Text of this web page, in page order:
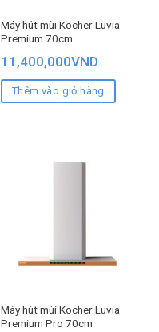
Máy hút mùi Kocher Luvia
Premium 70cm
11,400,000VND
Thêm vào giỏ hàng
Máy hút mùi Kocher Luvia
Premium Pro 70cm